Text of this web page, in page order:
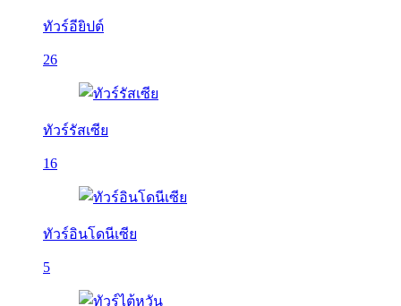
ทัวร์อียิปต์
26
ทัวร์รัสเซีย
16
ทัวร์อินโดนีเซีย
5